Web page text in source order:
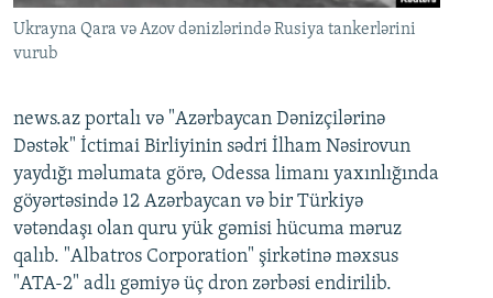
Ukrayna Qara və Azov dənizlərində Rusiya tankerlərini
vurub
news.az portalı və "Azərbaycan Dənizçilərinə
Dəstək" İctimai Birliyinin sədri İlham Nəsirovun
yaydığı məlumata görə, Odessa limanı yaxınlığında
göyərtəsində 12 Azərbaycan və bir Türkiyə
vətəndaşı olan quru yük gəmisi hücuma məruz
qalıb. "Albatros Corporation" şirkətinə məxsus
"ATA-2" adlı gəmiyə üç dron zərbəsi endirilib.